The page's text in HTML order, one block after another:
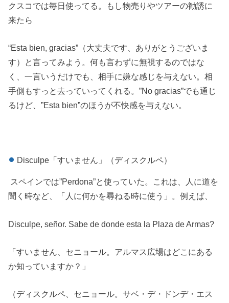
クスコでは毎日使ってる。もし物売りやツアーの勧誘に
来たら
“Esta bien, gracias”（大丈夫です、ありがとうございま
す）と言ってみよう。何も言わずに無視するのではな
く、一言いうだけでも、相手に嫌な感じを与えない。相
手側もすっと去っていってくれる。”No gracias”でも通じ
るけど、”Esta bien”のほうが不快感を与えない。
Disculpe「すいません」（ディスクルペ）
スペインでは”Perdona”と使っていた。これは、人に道を
聞く時など、「人に何かを尋ねる時に使う」。例えば、
Disculpe, señor. Sabe de donde esta la Plaza de Armas?
「すいません、セニョール。アルマス広場はどこにある
か知っていますか？」
（ディスクルペ、セニョール。サベ・デ・ドンデ・エス